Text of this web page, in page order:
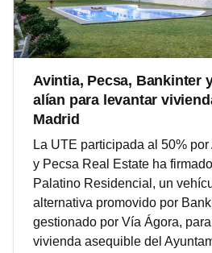
Avintia, Pecsa, Bankinter
alían para levantar
Madrid
La UTE participada al 50%
y Pecsa Real Estate ha
Palatino Residencial, un
alternativa promovido por
gestionado por Vía Ágora,
vivienda asequible del